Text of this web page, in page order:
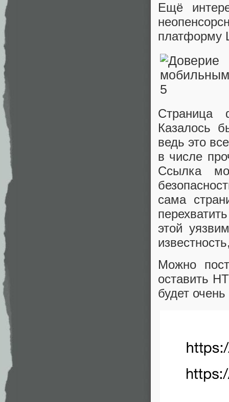
Ещё
платформу
Страница
Казалось
ведь это
в числе
Ссылка
сама
этой
Можно
оставить
будет